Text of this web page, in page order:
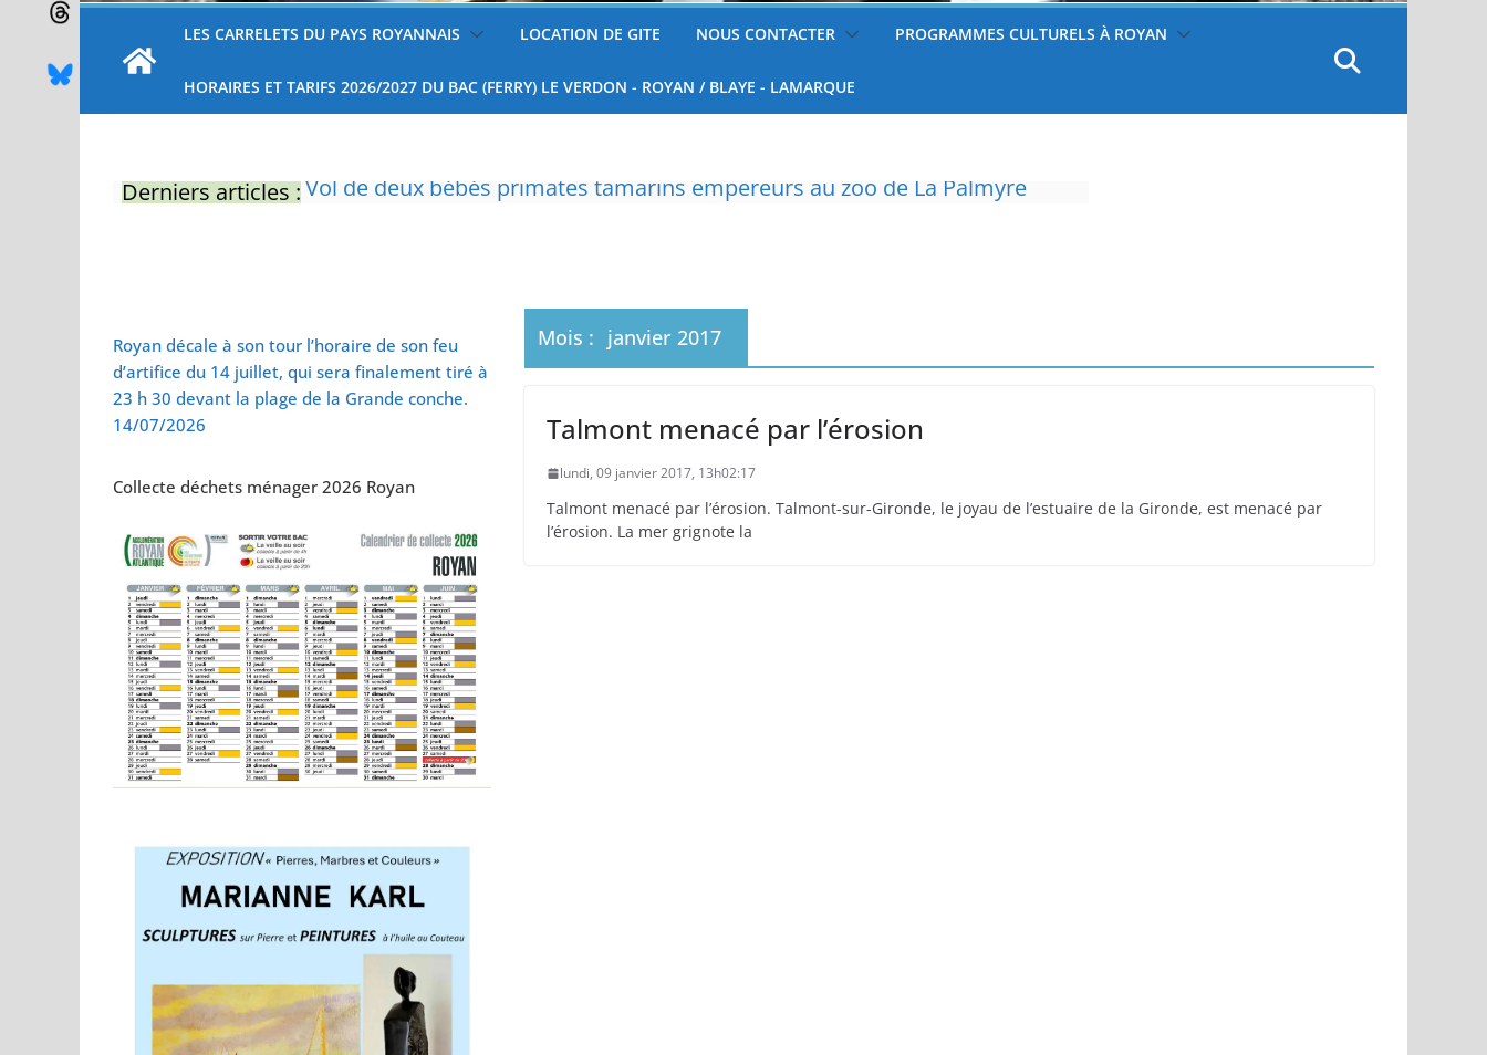
LES CARRELETS DU PAYS ROYANNAIS LOCATION DE GITE NOUS CONTACTER PROGRAMMES CULTURELS À ROYAN
HORAIRES ET TARIFS 2026/2027 DU BAC (FERRY) LE VERDON - ROYAN / BLAYE - LAMARQUE
Derniers articles :Eau potable : Le préfet de Charente-Maritime annonce de nouvelles
Vol de deux bébés primates tamarins empereurs au zoo de La Palmyre
Mois : janvier 2017
Talmont menacé par l’érosion
lundi, 09 janvier 2017, 13h02:17
Talmont menacé par l’érosion. Talmont-sur-Gironde, le joyau de l’estuaire de la Gironde, est menacé par
l’érosion. La mer grignote la
Royan décale à son tour l’horaire de son feu
d’artifice du 14 juillet, qui sera finalement tiré à
23 h 30 devant la plage de la Grande conche.
14/07/2026
Collecte déchets ménager 2026 Royan